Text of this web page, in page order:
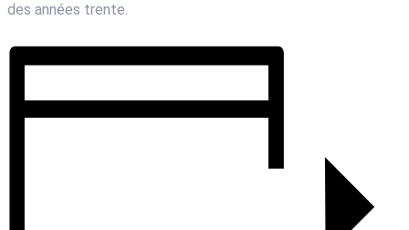
des années trente.